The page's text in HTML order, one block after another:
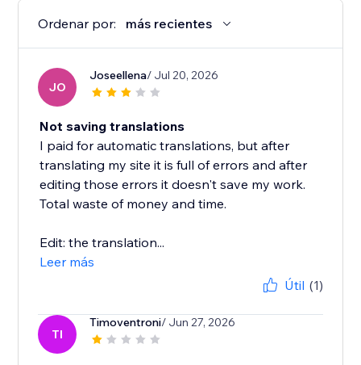
Ordenar por: más recientes
JO
Joseellena/ Jul 20, 2026
Not saving translations
I paid for automatic translations, but after
translating my site it is full of errors and after
editing those errors it doesn't save my work.
Total waste of money and time.
Edit: the translation...
Leer más
Útil (1)
TI
Timoventroni/ Jun 27, 2026